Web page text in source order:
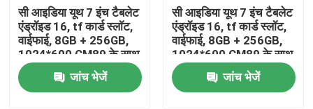
हमारे बारे में
फैक्टरी यात्रा
सी आइडिया यूथ 7 इंच टैबलेट
एंड्रॉइड 16, tf कार्ड स्लॉट,
वाईफाई, 8GB + 256GB,
1024*600 CM89 के साथ
जांच भेजें
सी आइडिया यूथ 7 इंच टैबलेट
एंड्रॉइड 16, tf कार्ड स्लॉट,
वाईफाई, 8GB + 256GB,
1024*600 CM89 के साथ
जांच भेजें